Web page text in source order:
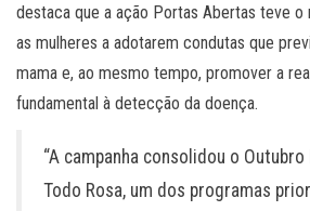
destaca que a ação Portas Abertas teve
as mulheres a adotarem condutas que
mama e, ao mesmo tempo, promover a
fundamental à detecção da doença.
“A campanha consolidou o Outubro
Todo Rosa, um dos programas